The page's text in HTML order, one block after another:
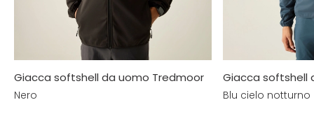
Giacca softshell da uomo Tredmoor
Nero
Giacca softshell
Blu cielo notturno